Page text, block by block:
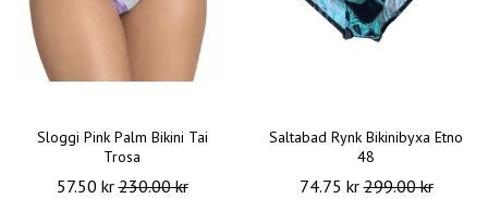
Sloggi Pink Palm Bikini Tai
Trosa
57.50 kr230.00 kr
Saltabad Rynk Bikinibyxa Etno
48
74.75 kr299.00 kr